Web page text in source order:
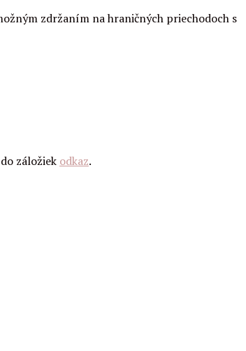
zdržaním na hraničných priechodoch s
záložiek odkaz.